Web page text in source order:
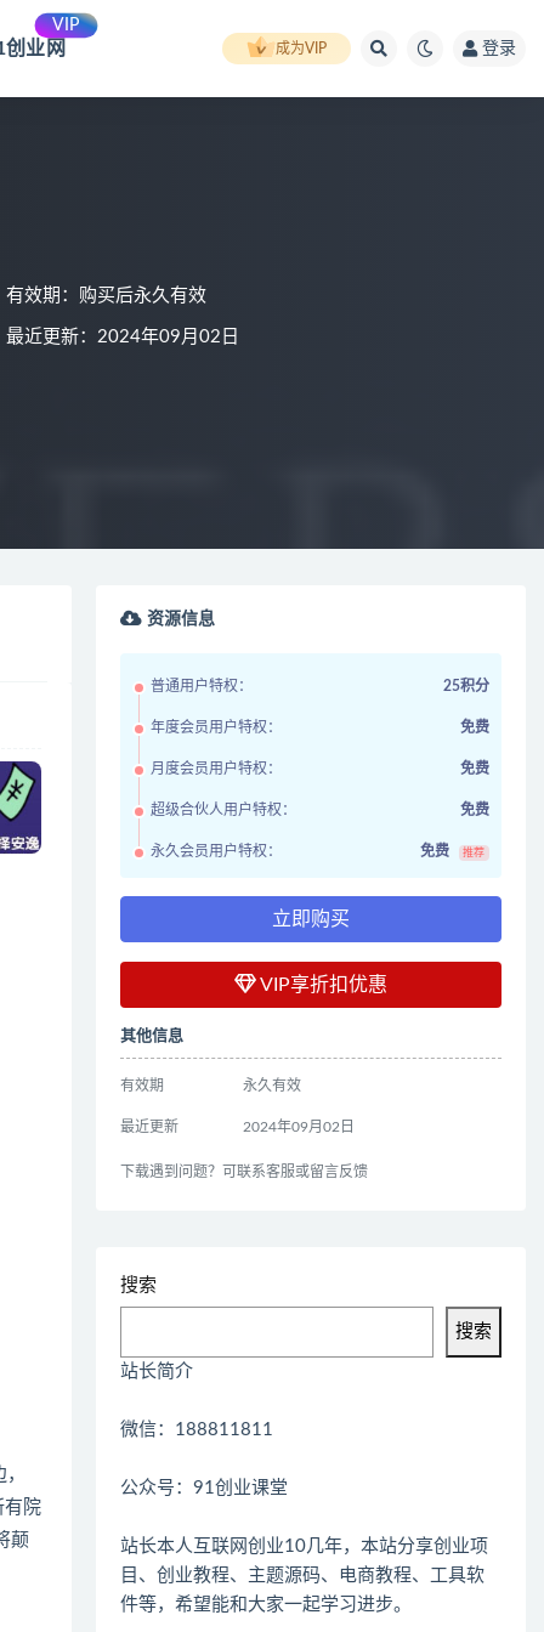
创业网
VIP
成为VIP 登录
有效期：购买后永久有效
最近更新：2024年09月02日
有院
颠
资源信息
普通用户特权： 25积分
年度会员用户特权： 免费
月度会员用户特权： 免费
超级合伙人用户特权： 免费
永久会员用户特权： 免费 推荐
立即购买
VIP享折扣优惠
其他信息
有效期 永久有效
最近更新 2024年09月02日
下载遇到问题？可联系客服或留言反馈
搜索
搜索
站长简介
微信：188811811
公众号：91创业课堂
站长本人互联网创业10几年，本站分享创业项
目、创业教程、主题源码、电商教程、工具软
件等，希望能和大家一起学习进步。